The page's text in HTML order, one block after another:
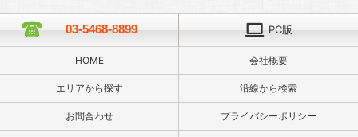
03-5468-8899 PC版
HOME 会社概要
エリアから探す 沿線から検索
お問合わせ プライバシーポリシー